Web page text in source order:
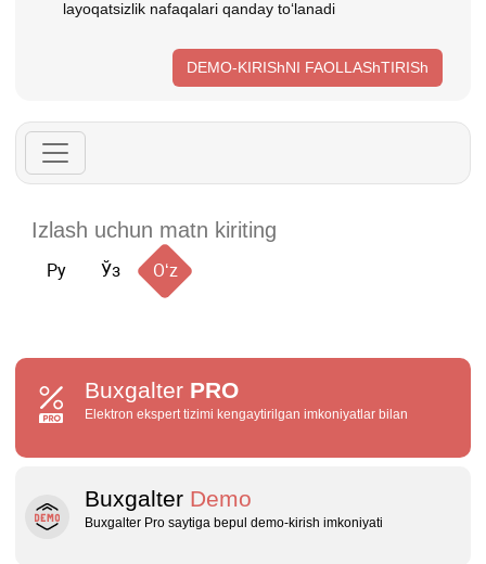
layoqatsizlik nafaqalari qanday toʻlanadi
DEMO-KIRIShNI FAOLLAShTIRISh
Ру Ўз Oʻz
Buxgalter PRO
Elektron ekspert tizimi kengaytirilgan imkoniyatlar bilan
Buxgalter Demo
Buxgalter Pro saytiga bepul demo‑kirish imkoniyati